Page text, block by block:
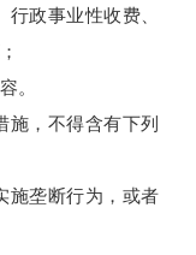
政事业性收费、
。
，不得含有下列
垄断行为，或者